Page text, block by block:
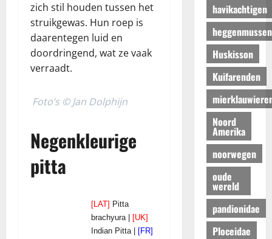
zich stil houden tussen het
struikgewas. Hun roep is
daarentegen luid en
doordringend, wat ze vaak
verraadt.
Foto’s © Jan Dolphijn
Negenkleurige
pitta
[LAT] Pitta
brachyura |
[UK]
Indian Pitta |
[FR]
havikachtigen
heggenmussen
Huskisson
Kuifarenden
Noord
Amerika
noorwegen
oude
wereld
pandionidae
Ploceidae